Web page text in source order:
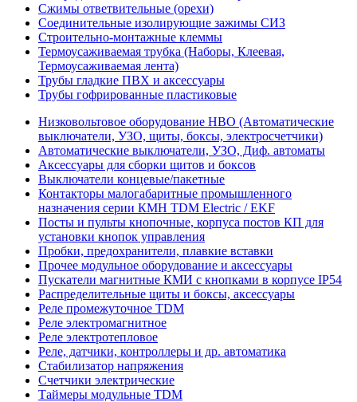
Сжимы ответвительные (орехи)
Соединительные изолирующие зажимы СИЗ
Строительно-монтажные клеммы
Термоусаживаемая трубка (Наборы, Клеевая,
Термоусаживаемая лента)
Трубы гладкие ПВХ и аксессуары
Трубы гофрированные пластиковые
Низковольтовое оборудование НВО (Автоматические
выключатели, УЗО, щиты, боксы, электросчетчики)
Автоматические выключатели, УЗО, Диф. автоматы
Аксессуары для сборки щитов и боксов
Выключатели концевые/пакетные
Контакторы малогабаритные промышленного
назначения серии КМН TDM Electric / EKF
Посты и пульты кнопочные, корпуса постов КП для
установки кнопок управления
Пробки, предохранители, плавкие вставки
Прочее модульное оборудование и аксессуары
Пускатели магнитные КМИ с кнопками в корпусе IP54
Распределительные щиты и боксы, аксессуары
Реле промежуточное TDM
Реле электромагнитное
Реле электротепловое
Реле, датчики, контроллеры и др. автоматика
Стабилизатор напряжения
Счетчики электрические
Таймеры модульные TDM